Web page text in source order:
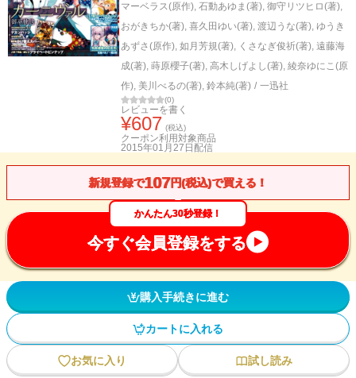
マーベラス(原作), 石動あゆま(著), 御守リツヒロ(著),
おがきちか(著), 喜久田ゆい(著), 渡辺うな(著), ゆうき
あずさ(原作), 如月芳規(著), くさなぎ俊祈(著), 遠藤海
成(著), 蒔原櫻子(著), 高木しげよし(著), 綾奈ゆにこ(原
作), 美川べるの(著), 鈴本純(著) / 一迅社
(0)
レビューを書く
¥607 (税込)
クーポン利用対象商品
2015年01月27日 配信
新規登録で107円(税込)で買える！
かんたん30秒登録！
今すぐ会員登録をする
購入手続きに進む
カートに入れる
お気に入り
試し読み